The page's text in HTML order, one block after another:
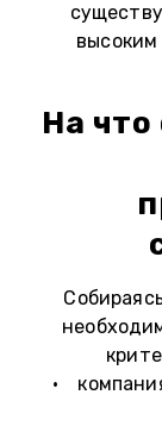
высоким
На
•